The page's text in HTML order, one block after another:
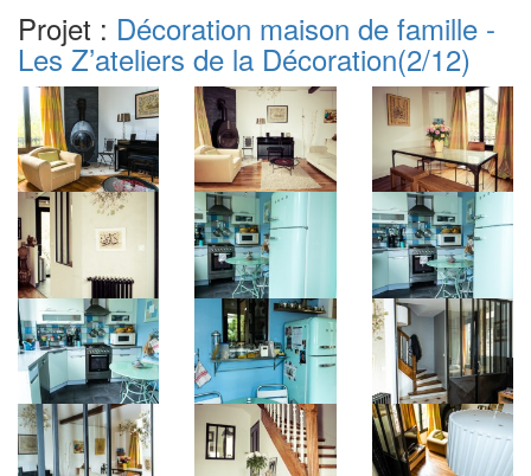
Projet : Décoration maison de famille -
Les Z’ateliers de la Décoration(2/12)